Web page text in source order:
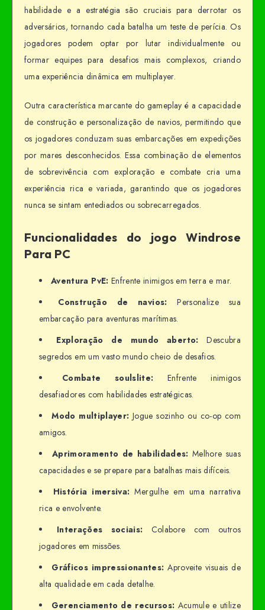
habilidade e a estratégia são cruciais para derrotar os
adversários, tornando cada batalha um teste de perícia. Os
jogadores podem optar por lutar individualmente ou
formar equipes para desafios mais complexos, criando
uma experiência dinâmica em multiplayer.
Outra característica marcante do gameplay é a capacidade
de construção e personalização de navios, permitindo que
os jogadores conduzam suas embarcações em expedições
por mares desconhecidos. Essa combinação de elementos
de sobrevivência com exploração e combate cria uma
experiência rica e variada, garantindo que os jogadores
nunca se sintam entediados ou sobrecarregados.
Funcionalidades do jogo Windrose
Para PC
Aventura PvE: Enfrente inimigos em terra e mar.
Construção de navios: Personalize sua
embarcação para aventuras marítimas.
Exploração de mundo aberto: Descubra
segredos em um vasto mundo cheio de desafios.
Combate soulslite: Enfrente inimigos
desafiadores com habilidades estratégicas.
Modo multiplayer: Jogue sozinho ou co-op com
amigos.
Aprimoramento de habilidades: Melhore suas
capacidades e se prepare para batalhas mais difíceis.
História imersiva: Mergulhe em uma narrativa
rica e envolvente.
Interações sociais: Colabore com outros
jogadores em missões.
Gráficos impressionantes: Aproveite visuais de
alta qualidade em cada detalhe.
Gerenciamento de recursos: Acumule e utilize